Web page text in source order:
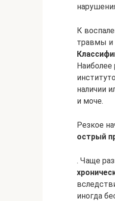
К
травмы и
Наиболее
наличии
и моче.
Резкое
острый
. Чаще
иногда